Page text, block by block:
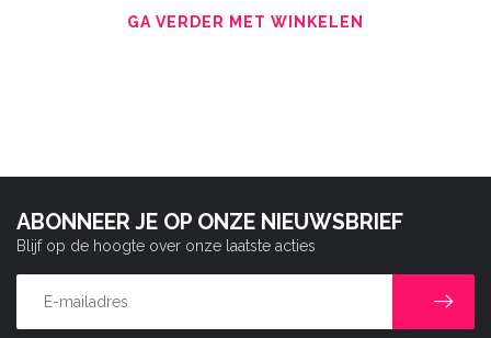
GA VERDER MET WINKELEN
ABONNEER JE OP ONZE NIEUWSBRIEF
Blijf op de hoogte over onze laatste acties